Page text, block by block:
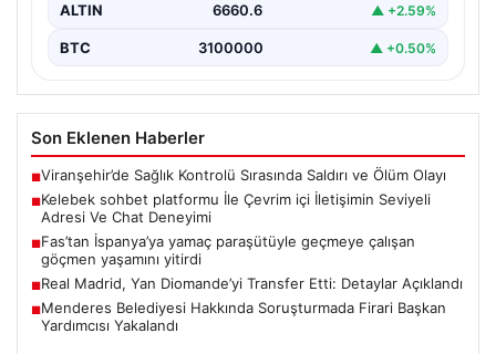
ALTIN 6660.6 ▲ +2.59%
BTC 3100000 ▲ +0.50%
Son Eklenen Haberler
■Viranşehir’de Sağlık Kontrolü Sırasında Saldırı ve Ölüm Olayı
■Kelebek sohbet platformu İle Çevrim içi İletişimin Seviyeli
Adresi Ve Chat Deneyimi
■Fas’tan İspanya’ya yamaç paraşütüyle geçmeye çalışan
göçmen yaşamını yitirdi
■Real Madrid, Yan Diomande’yi Transfer Etti: Detaylar Açıklandı
■Menderes Belediyesi Hakkında Soruşturmada Firari Başkan
Yardımcısı Yakalandı